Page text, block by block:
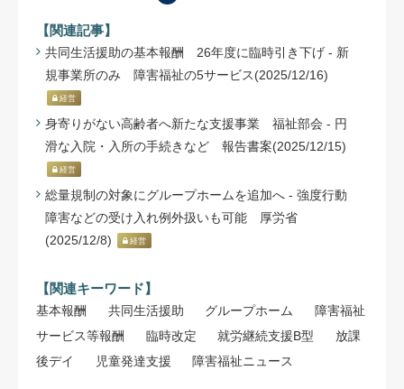
【関連記事】
共同生活援助の基本報酬 26年度に臨時引き下げ - 新
規事業所のみ 障害福祉の5サービス(2025/12/16)
経営
身寄りがない高齢者へ新たな支援事業 福祉部会 - 円
滑な入院・入所の手続きなど 報告書案(2025/12/15)
経営
総量規制の対象にグループホームを追加へ - 強度行動
障害などの受け入れ例外扱いも可能 厚労省
(2025/12/8)
経営
【関連キーワード】
基本報酬 共同生活援助 グループホーム
障害福祉
サービス等報酬
臨時改定 就労継続⽀援B型
放課
後デイ
児童発達⽀援 障害福祉ニュース